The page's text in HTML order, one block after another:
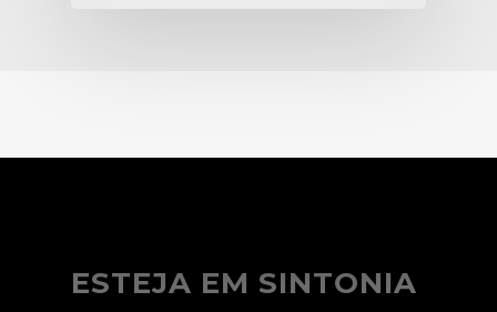
ESTEJA EM SINTONIA